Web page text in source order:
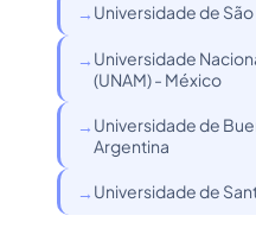
Universidade de São
Universidade
(UNAM) - México
Universidade de
Argentina
Universidade de